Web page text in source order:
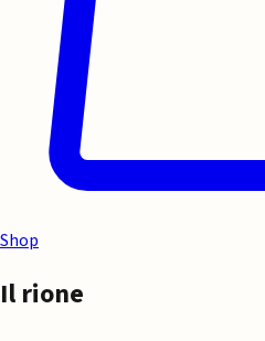
Shop
Il rione